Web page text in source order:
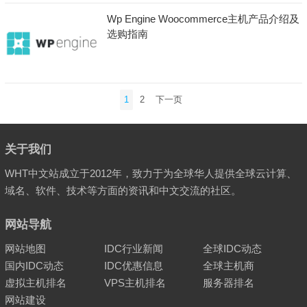
Wp Engine Woocommerce主机产品介绍及
选购指南
分
页
1 2 下一页
关于我们
WHT中文站成立于2012年，致力于为全球华人提供全球云计算、
域名、软件、技术等方面的资讯和中文交流的社区。
网站导航
网站地图 IDC行业新闻
全球IDC动态
国内IDC动态
IDC优惠信息
全球主机商
虚拟主机排名
VPS主机排名
服务器排名
网站建设